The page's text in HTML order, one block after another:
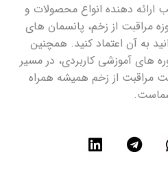
ارائه دهنده انواع محصولات و
مراقبت از زخم، پانسمان های
به آن اعتماد کنید. همچنین
های آموزشی کاربردی، در مسیر
مراقبت از زخم همیشه همراه